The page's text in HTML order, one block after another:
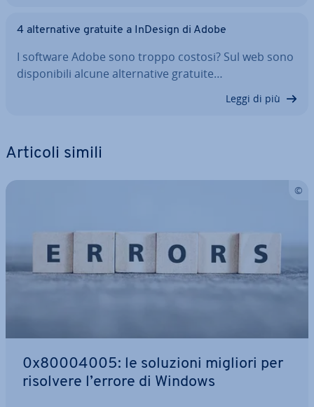
4 al­ter­na­ti­ve gratuite a InDesign di Adobe
I software Adobe sono troppo costosi? Sul web sono
di­spo­ni­bi­li alcune al­ter­na­ti­ve gratuite…
Leggi di più
Articoli simili
0x80004005: le soluzioni migliori per
risolvere l’errore di Windows